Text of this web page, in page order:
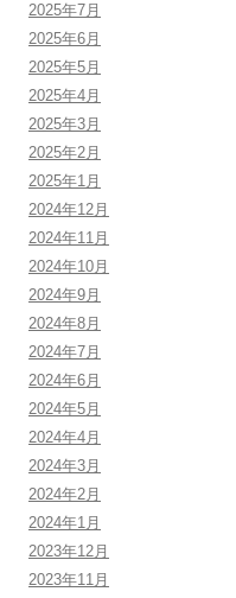
2025年7月
2025年6月
2025年5月
2025年4月
2025年3月
2025年2月
2025年1月
2024年12月
2024年11月
2024年10月
2024年9月
2024年8月
2024年7月
2024年6月
2024年5月
2024年4月
2024年3月
2024年2月
2024年1月
2023年12月
2023年11月